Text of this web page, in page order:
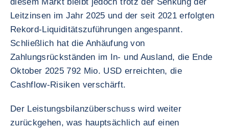
Leitzinsen im Jahr 2025 und der seit 2021 erfolgten
Rekord-Liquiditätszuführungen angespannt.
Schließlich hat die Anhäufung von
Zahlungsrückständen im In- und Ausland, die Ende
Oktober 2025 792 Mio. USD erreichten, die
Cashflow-Risiken verschärft.
Der Leistungsbilanzüberschuss wird weiter
zurückgehen, was hauptsächlich auf einen